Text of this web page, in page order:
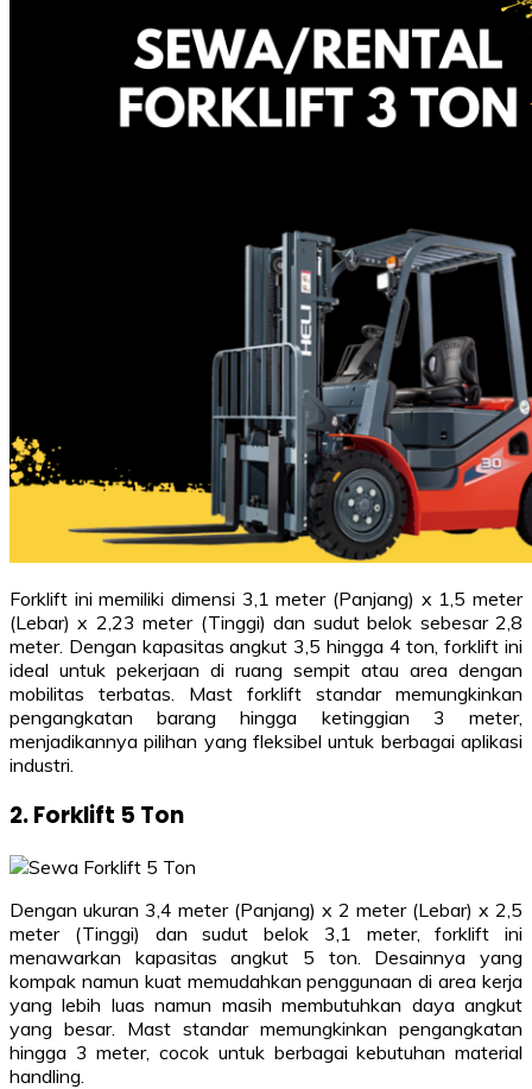
Forklift ini memiliki dimensi 3,1 meter (Panjang) x 1,5 meter
(Lebar) x 2,23 meter (Tinggi) dan sudut belok sebesar 2,8
meter. Dengan kapasitas angkut 3,5 hingga 4 ton, forklift ini
ideal untuk pekerjaan di ruang sempit atau area dengan
mobilitas terbatas. Mast forklift standar memungkinkan
pengangkatan barang hingga ketinggian 3 meter,
menjadikannya pilihan yang fleksibel untuk berbagai aplikasi
industri.
2. Forklift 5 Ton
Dengan ukuran 3,4 meter (Panjang) x 2 meter (Lebar) x 2,5
meter (Tinggi) dan sudut belok 3,1 meter, forklift ini
menawarkan kapasitas angkut 5 ton. Desainnya yang
kompak namun kuat memudahkan penggunaan di area kerja
yang lebih luas namun masih membutuhkan daya angkut
yang besar. Mast standar memungkinkan pengangkatan
hingga 3 meter, cocok untuk berbagai kebutuhan material
handling.